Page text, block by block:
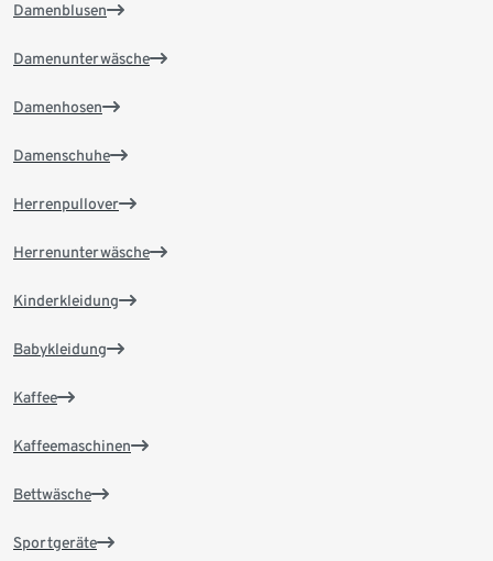
Damenblusen
Damenunterwäsche
Damenhosen
Damenschuhe
Herrenpullover
Herrenunterwäsche
Kinderkleidung
Babykleidung
Kaffee
Kaffeemaschinen
Bettwäsche
Sportgeräte